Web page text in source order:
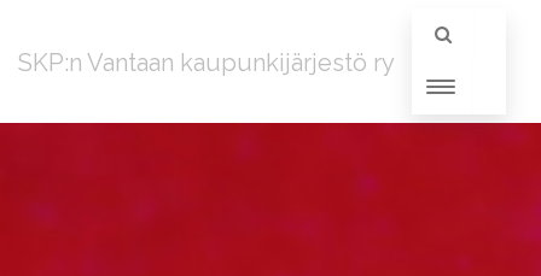
SKP:n Vantaan kaupunkijärjestö ry